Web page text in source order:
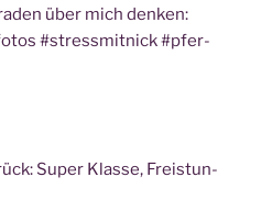
über mich den­ken:
#stress­mit­nick #pfer­
Super Klas­se, Frei­stun­